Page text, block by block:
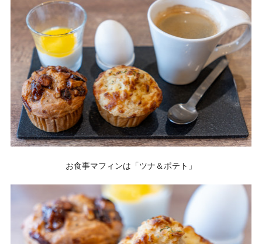
お食事マフィンは「ツナ＆ポテト」